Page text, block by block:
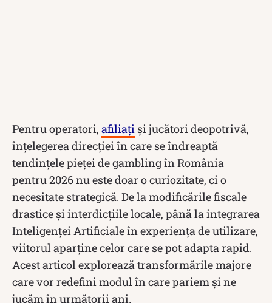
Pentru operatori, afiliați și jucători deopotrivă,
înțelegerea direcției în care se îndreaptă
tendințele pieței de gambling în România
pentru 2026 nu este doar o curiozitate, ci o
necesitate strategică. De la modificările fiscale
drastice și interdicțiile locale, până la integrarea
Inteligenței Artificiale în experiența de utilizare,
viitorul aparține celor care se pot adapta rapid.
Acest articol explorează transformările majore
care vor redefini modul în care pariem și ne
jucăm în următorii ani.